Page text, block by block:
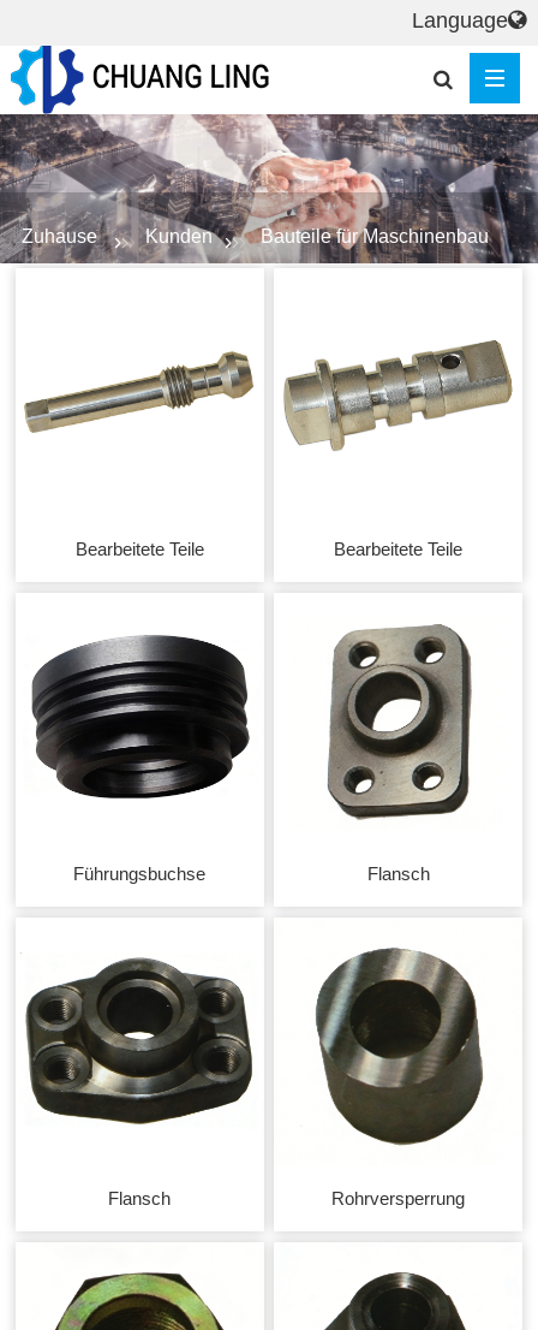
Zuhause Kunden Bauteile für Maschinenbau
Bearbeitete Teile Bearbeitete Teile
Führungsbuchse Flansch
Flansch Rohrversperrung
Language